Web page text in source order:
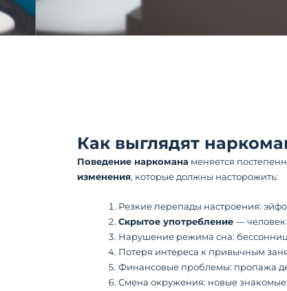
Как выглядят
Поведение наркомана меняется
изменения, которые должны насторожить:
Резкие перепады настроения:
Скрытое употребление— человек
Нарушение режима сна:
Потеря интереса к привычным
Финансовые проблемы: пропажа
Смена окружения: новые